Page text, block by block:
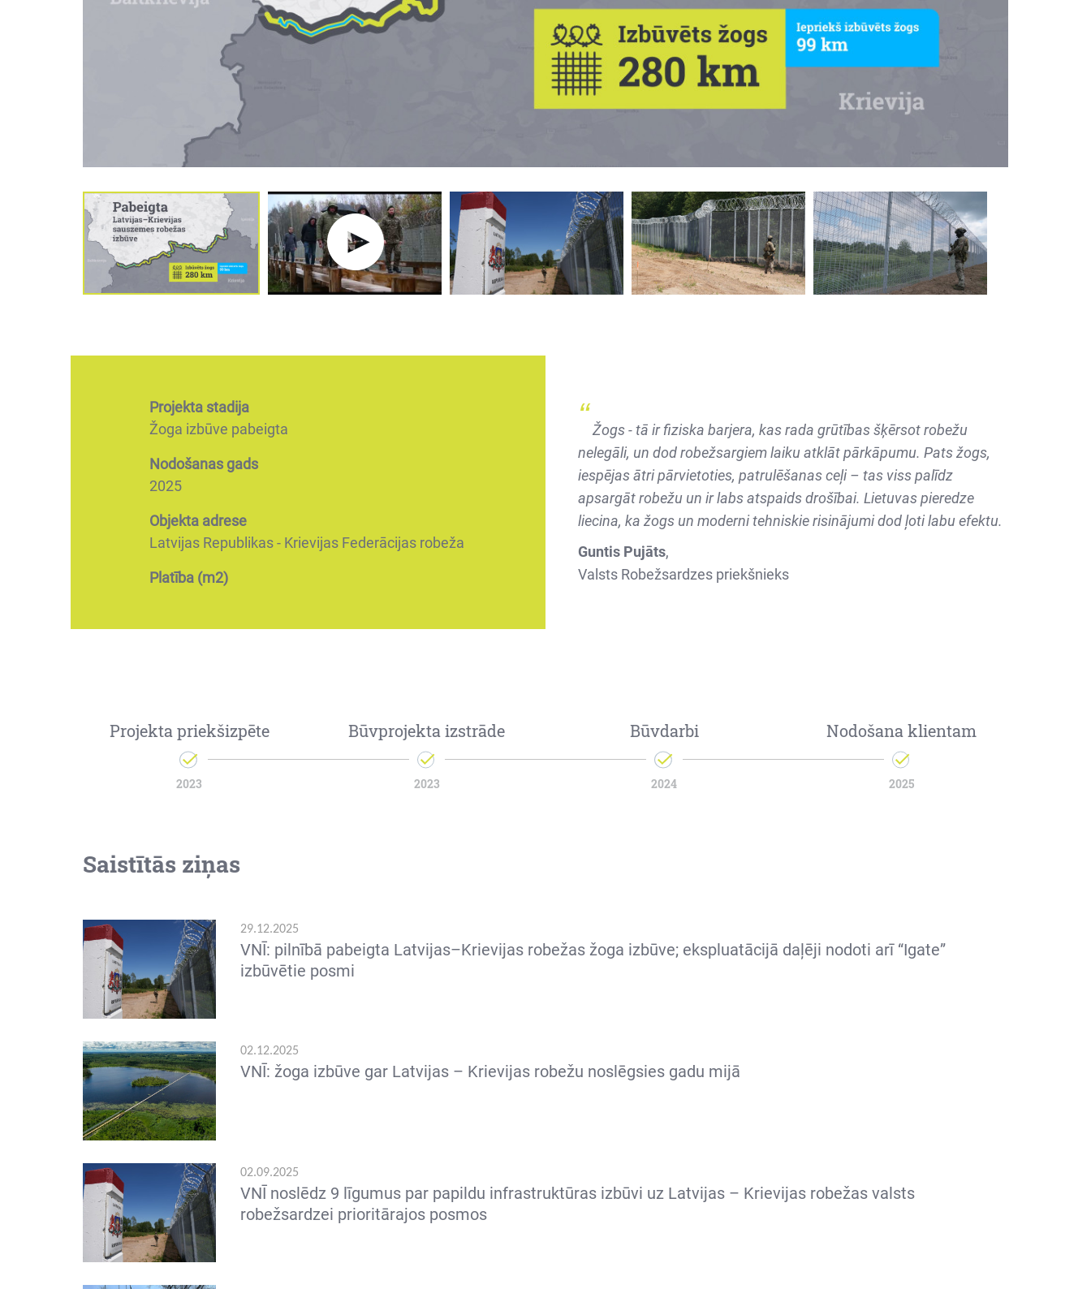
Projekta stadija
Žoga izbūve pabeigta
Nodošanas gads
2025
Objekta adrese
Latvijas Republikas - Krievijas Federācijas robeža
Platība (m2)
Žogs - tā ir fiziska barjera, kas rada grūtības šķērsot robežu
nelegāli, un dod robežsargiem laiku atklāt pārkāpumu. Pats žogs,
iespējas ātri pārvietoties, patrulēšanas ceļi – tas viss palīdz
apsargāt robežu un ir labs atspaids drošībai. Lietuvas pieredze
liecina, ka žogs un moderni tehniskie risinājumi dod ļoti labu efektu.
Guntis Pujāts,
Valsts Robežsardzes priekšnieks
Projekta priekšizpēte Būvprojekta izstrāde Būvdarbi Nodošana klientam
2023 2023 2024 2025
Saistītās ziņas
29.12.2025
VNĪ: pilnībā pabeigta Latvijas–Krievijas robežas žoga izbūve; ekspluatācijā daļēji nodoti arī “Igate”
izbūvētie posmi
02.12.2025
VNĪ: žoga izbūve gar Latvijas – Krievijas robežu noslēgsies gadu mijā
02.09.2025
VNĪ noslēdz 9 līgumus par papildu infrastruktūras izbūvi uz Latvijas – Krievijas robežas valsts
robežsardzei prioritārajos posmos